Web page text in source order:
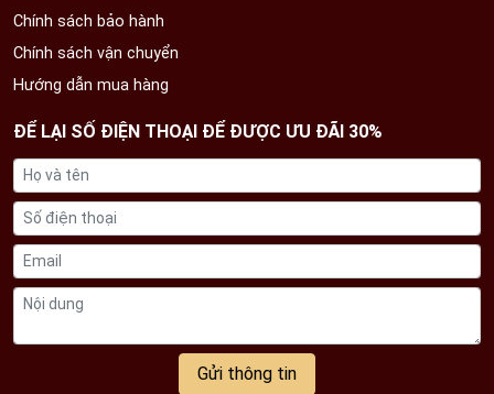
Chính sách bảo hành
Chính sách vận chuyển
Hướng dẫn mua hàng
ĐỂ LẠI SỐ ĐIỆN THOẠI ĐỂ ĐƯỢC ƯU ĐÃI 30%
Gửi thông tin